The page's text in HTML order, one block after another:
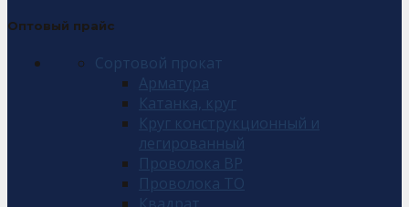
Оптовый прайс
Сортовой прокат
Арматура
Катанка, круг
Круг конструкционный и
легированный
Проволока ВР
Проволока ТО